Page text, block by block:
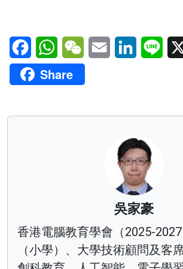
FacebookWhatsAppWeChatEmail LinkedInLine
Share
吳家豪
香港電腦教育學會（2025-
（小學）、大學技術顧問及客